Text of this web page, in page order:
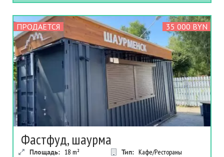
ПРОДАЕТСЯ 35 000 BYN
Фастфуд, шаурма
Площадь: 18 m² Тип: Кафе/Рестораны